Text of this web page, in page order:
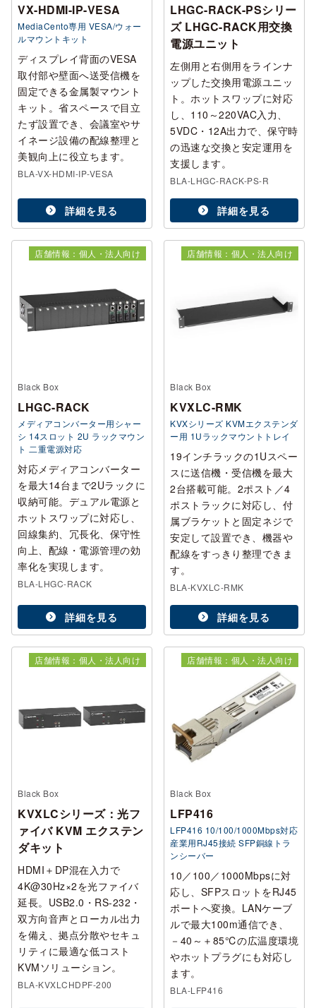
VX-HDMI-IP-VESA
MediaCento専用 VESA/ウォー
ルマウントキット
ディスプレイ背面のVESA
取付部や壁面へ送受信機を
固定できる金属製マウント
キット。省スペースで目立
たず設置でき、会議室やサ
イネージ設備の配線整理と
美観向上に役立ちます。
BLA-VX-HDMI-IP-VESA
詳細を見る
LHGC-RACK-PSシリー
ズ LHGC-RACK用交換
電源ユニット
左側用と右側用をラインナ
ップした交換用電源ユニッ
ト。ホットスワップに対応
し、110～220VAC入力、
5VDC・12A出力で、保守時
の迅速な交換と安定運用を
支援します。
BLA-LHGC-RACK-PS-R
詳細を見る
店舗情報：個人・法人向け
Black Box
LHGC-RACK
メディアコンバーター用シャー
シ 14スロット 2U ラックマウン
ト 二重電源対応
対応メディアコンバーター
を最大14台まで2Uラックに
収納可能。デュアル電源と
ホットスワップに対応し、
回線集約、冗長化、保守性
向上、配線・電源管理の効
率化を実現します。
BLA-LHGC-RACK
詳細を見る
店舗情報：個人・法人向け
Black Box
KVXLC-RMK
KVXシリーズ KVMエクステンダ
ー用 1Uラックマウントトレイ
19インチラックの1Uスペー
スに送信機・受信機を最大
2台搭載可能。2ポスト／4
ポストラックに対応し、付
属ブラケットと固定ネジで
安定して設置でき、機器や
配線をすっきり整理できま
す。
BLA-KVXLC-RMK
詳細を見る
店舗情報：個人・法人向け
Black Box
KVXLCシリーズ：光フ
ァイバ KVM エクステン
ダキット
HDMI＋DP混在入力で
4K@30Hz×2を光ファイバ
延長。USB2.0・RS-232・
双方向音声とローカル出力
を備え、拠点分散やセキュ
リティに最適な低コスト
KVMソリューション。
BLA-KVXLCHDPF-200
店舗情報：個人・法人向け
Black Box
LFP416
LFP416 10/100/1000Mbps対応
産業用RJ45接続 SFP銅線トラ
ンシーバー
10／100／1000Mbpsに対
応し、SFPスロットをRJ45
ポートへ変換。LANケーブ
ルで最大100m通信でき、
－40～＋85℃の広温度環境
やホットプラグにも対応し
ます。
BLA-LFP416